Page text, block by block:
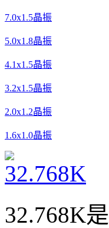
7.0x1.5晶振
5.0x1.8晶振
4.1x1.5晶振
3.2x1.5晶振
2.0x1.2晶振
1.6x1.0晶振
32.768K